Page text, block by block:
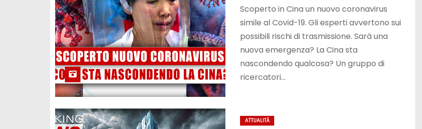
Scoperto in Cina un nuovo coronavirus
simile al Covid-19. Gli esperti avvertono sui
possibili rischi di trasmissione. Sarà una
nuova emergenza? La Cina sta
nascondendo qualcosa? Un gruppo di
ricercatori…
ATTUALITÀ